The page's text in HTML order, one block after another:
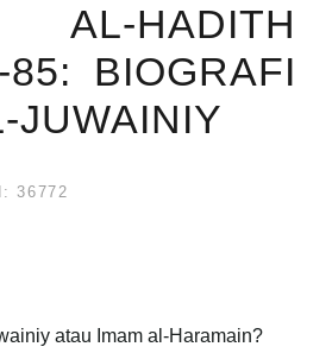
AL-HADITH
BIOGRAFI
JUWAINIY
36772
atau Imam al-Haramain?